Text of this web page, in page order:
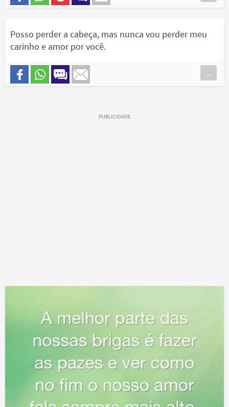
Posso perder a cabeça, mas nunca vou perder meu
carinho e amor por você.
...